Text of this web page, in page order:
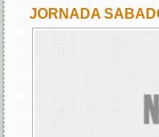
VIRTUALES